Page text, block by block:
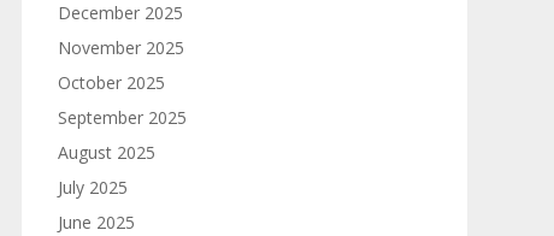
December 2025
November 2025
October 2025
September 2025
August 2025
July 2025
June 2025